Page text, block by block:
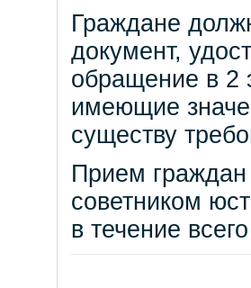
Граждане
документ,
обращение в 2
имеющие
существу
Прием
советником
в течение